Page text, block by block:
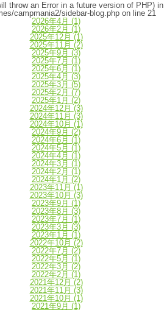
throw an Error in a future version of PHP) in
campmania2/sidebar-blog.phpon line 21
2026年4月 (1)
2026年2月 (1)
2025年12月 (1)
2025年11月 (2)
2025年9月 (3)
2025年7月 (1)
2025年6月 (1)
2025年4月 (3)
2025年3月 (5)
2025年2月 (7)
2025年1月 (2)
2024年12月 (3)
2024年11月 (3)
2024年10月 (1)
2024年9月 (2)
2024年6月 (1)
2024年5月 (1)
2024年4月 (1)
2024年3月 (1)
2024年2月 (1)
2024年1月 (2)
2023年11月 (1)
2023年10月 (3)
2023年9月 (1)
2023年8月 (3)
2023年7月 (1)
2023年3月 (3)
2023年1月 (1)
2022年10月 (2)
2022年7月 (2)
2022年5月 (1)
2022年3月 (2)
2022年2月 (1)
2021年12月 (2)
2021年11月 (3)
2021年10月 (1)
2021年9月 (1)